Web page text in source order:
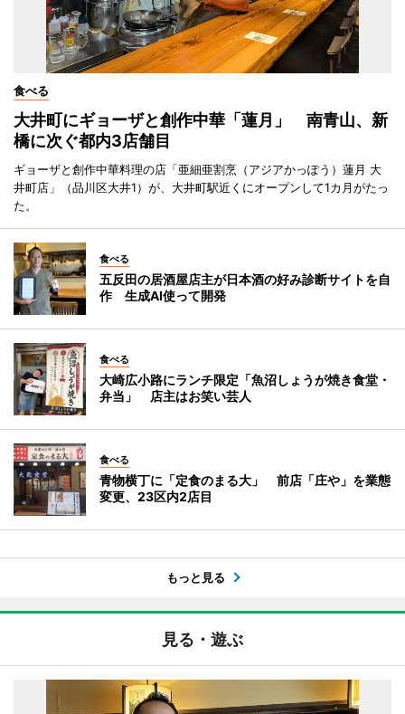
食べる
大井町にギョーザと創作中華「蓮月」 南青山、新
橋に次ぐ都内3店舗目
ギョーザと創作中華料理の店「亜細亜割烹（アジアかっぽう）蓮月 大
井町店」（品川区大井1）が、大井町駅近くにオープンして1カ月がたっ
た。
食べる
五反田の居酒屋店主が日本酒の好み診断サイトを自
作 生成AI使って開発
食べる
大崎広小路にランチ限定「魚沼しょうが焼き食堂・
弁当」 店主はお笑い芸人
食べる
青物横丁に「定食のまる大」 前店「庄や」を業態
変更、23区内2店目
もっと見る
見る・遊ぶ